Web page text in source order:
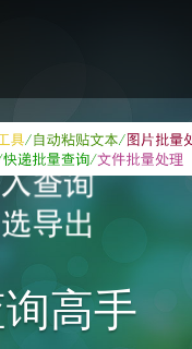
高手